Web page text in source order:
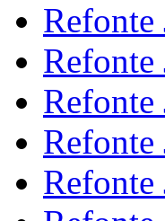
Refonte
Refonte
Refonte
Refonte
Refonte